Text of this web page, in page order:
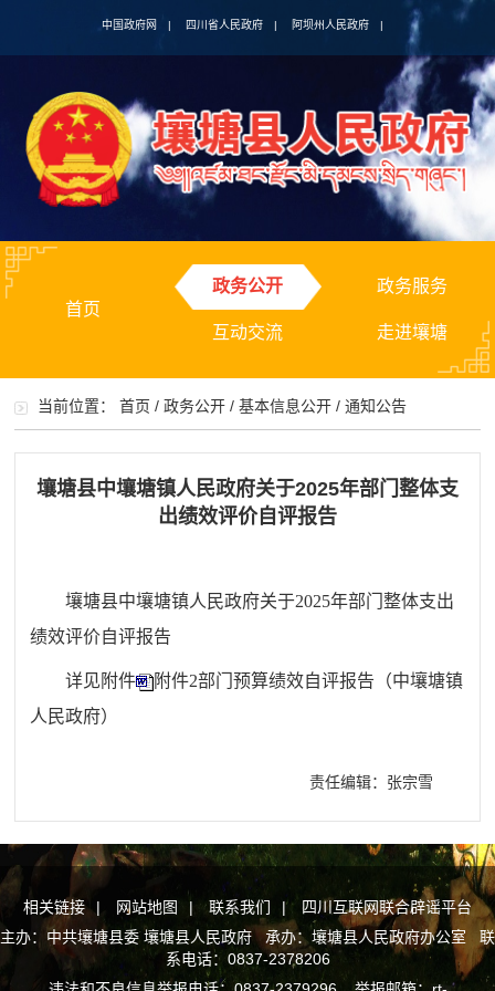
中国政府网 | 四川省人民政府 | 阿坝州人民政府 |
首页
政务公开 政务服务
互动交流 走进壤塘
当前位置：首页 /政务公开 /基本信息公开 /通知公告
壤塘县中壤塘镇人民政府关于2025年部门整体支
出绩效评价自评报告
壤塘县中壤塘镇人民政府关于2025年部门整体支出
绩效评价自评报告
详见附件
附件2部门预算绩效自评报告（中壤塘镇
人民政府）
责任编辑：张宗雪
相关链接 | 网站地图 | 联系我们 |
四川互联网联合辟谣平台
主办：中共壤塘县委 壤塘县人民政府 承办：壤塘县人民政府办公室 联
系电话：0837-2378206